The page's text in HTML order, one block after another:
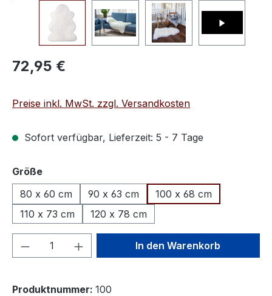
Regulärer Preis:
72,95 €
Preise inkl. MwSt. zzgl. Versandkosten
Sofort verfügbar, Lieferzeit: 5 - 7 Tage
Größeauswählen
80 x 60 cm
90 x 63 cm
100 x 68 cm
110 x 73 cm
120 x 78 cm
Produkt Anzahl: Gib denIn den Warenkorb
Produktnummer: 100